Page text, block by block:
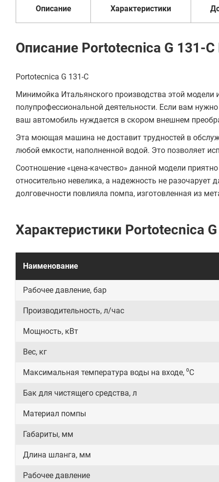
Описание Характеристики
Описание Portotecnica G 131-C
Portotecnica G 131-C
Минимойка Итальянского производства этой
полупрофессиональной деятельности. Если вам
ваш автомобиль нуждается в скором внешнем
Эта моющая машина не доставит трудностей в
любой емкости, наполненной водой. Это позволяет
Соотношение «цена-качество» данной модели
относительно невелика, а надежность не
долговечности повлияла помпа, изготовленная из
Характеристики Portotecnica
Наименование
Рабочее давление, бар
Производительность, л/час
Мощность, кВт
Вес, кг
Максимальная температура воды на входе, ⁰С
Бак для чистящего средства, л
Материал помпы
Габариты, мм
Длина шланга, мм
Рабочее давление